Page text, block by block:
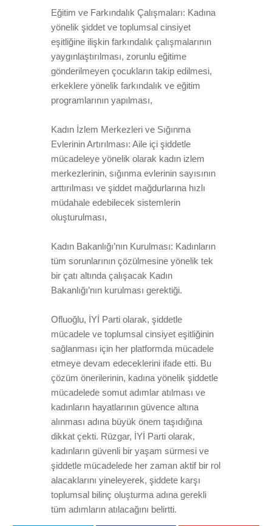
Eğitim ve Farkındalık Çalışmaları: Kadına
yönelik şiddet ve toplumsal cinsiyet
eşitliğine ilişkin farkındalık çalışmalarının
yaygınlaştırılması, zorunlu eğitime
gönderilmeyen çocukların takip edilmesi,
erkeklere yönelik farkındalık ve eğitim
programlarının yapılması,
Kadın İzlem Merkezleri ve Sığınma
Evlerinin Artırılması: Aile içi şiddetle
mücadeleye yönelik olarak kadın izlem
merkezlerinin, sığınma evlerinin sayısının
arttırılması ve şiddet mağdurlarına hızlı
müdahale edebilecek sistemlerin
oluşturulması,
Kadın Bakanlığı’nın Kurulması: Kadınların
tüm sorunlarının çözülmesine yönelik tek
bir çatı altında çalışacak Kadın
Bakanlığı’nın kurulması gerektiği.
Ofluoğlu, İYİ Parti olarak, şiddetle
mücadele ve toplumsal cinsiyet eşitliğinin
sağlanması için her platformda mücadele
etmeye devam edeceklerini ifade etti. Bu
çözüm önerilerinin, kadına yönelik şiddetle
mücadelede somut adımlar atılması ve
kadınların hayatlarının güvence altına
alınması adına büyük önem taşıdığına
dikkat çekti. Rüzgar, İYİ Parti olarak,
kadınların güvenli bir yaşam sürmesi ve
şiddetle mücadelede her zaman aktif bir rol
alacaklarını yineleyerek, şiddete karşı
toplumsal bilinç oluşturma adına gerekli
tüm adımların atılacağını belirtti.